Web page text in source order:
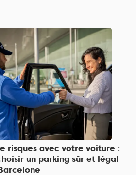
risques avec votre voiture :
un parking sûr et légal